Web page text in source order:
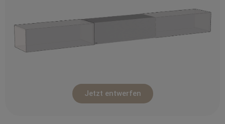
Jetzt entwerfen